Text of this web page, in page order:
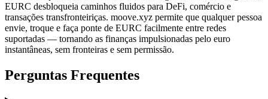
EURC desbloqueia caminhos fluidos para DeFi, comércio e
transações transfronteiriças. moove.xyz permite que qualquer pessoa
envie, troque e faça ponte de EURC facilmente entre redes
suportadas — tornando as finanças impulsionadas pelo euro
instantâneas, sem fronteiras e sem permissão.
Perguntas Frequentes